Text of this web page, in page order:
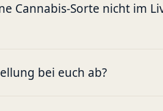
Cannabis-Sorte nicht im
bei euch ab?